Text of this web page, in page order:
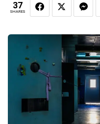
37
SHARES